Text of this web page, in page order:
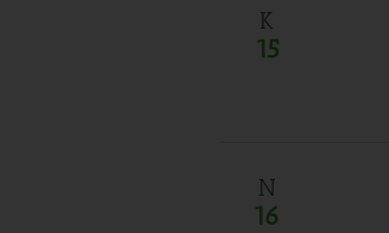
K
15
N
16